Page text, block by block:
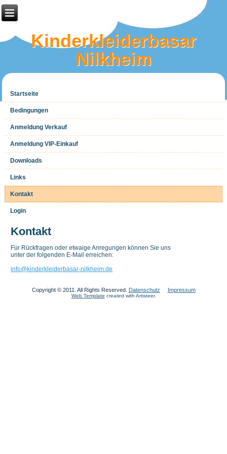
Kinderkleiderbasar
Nilkheim
Startseite
Bedingungen
Anmeldung Verkauf
Anmeldung VIP-Einkauf
Downloads
Links
Kontakt
Login
Kontakt
Für Rückfragen oder etwaige Anregungen können Sie uns
unter der folgenden E-Mail erreichen:
info@kinderkleiderbasar-nilkheim.de
Copyright © 2011. All Rights Reserved. Datenschutz Impressum
Web Template created with Artisteer.